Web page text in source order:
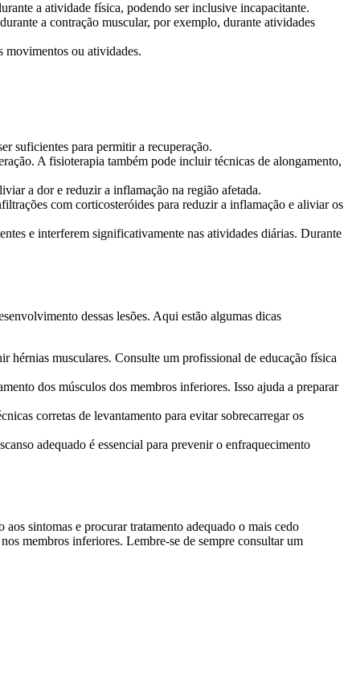
a atividade física, podendo ser inclusive incapacitante.
a contração muscular, por exemplo, durante atividades
movimentos ou atividades.
suficientes para permitir a recuperação.
A fisioterapia também pode incluir técnicas de alongamento,
a dor e reduzir a inflamação na região afetada.
com corticosteróides para reduzir a inflamação e aliviar os
e interferem significativamente nas atividades diárias. Durante
dessas lesões. Aqui estão algumas dicas
hérnias musculares. Consulte um profissional de educação física
dos músculos dos membros inferiores. Isso ajuda a preparar
corretas de levantamento para evitar sobrecarregar os
adequado é essencial para prevenir o enfraquecimento
sintomas e procurar tratamento adequado o mais cedo
membros inferiores. Lembre-se de sempre consultar um